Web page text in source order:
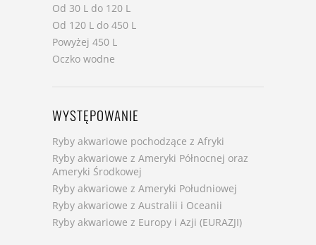
Od 30 L do 120 L
Od 120 L do 450 L
Powyżej 450 L
Oczko wodne
WYSTĘPOWANIE
Ryby akwariowe pochodzące z Afryki
Ryby akwariowe z Ameryki Północnej oraz
Ameryki Środkowej
Ryby akwariowe z Ameryki Południowej
Ryby akwariowe z Australii i Oceanii
Ryby akwariowe z Europy i Azji (EURAZJI)